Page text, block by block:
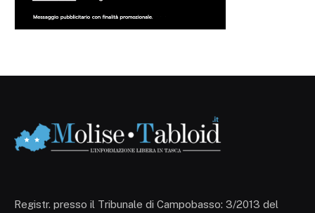
Registr. presso il Tribunale di Campobasso: 3/2013 del